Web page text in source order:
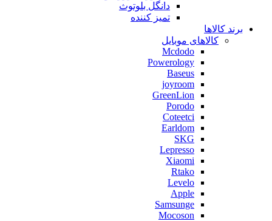
دانگل بلوتوث
تمیز کننده
برند کالاها
کالاهای موبایل
Mcdodo
Powerology
Baseus
joyroom
GreenLion
Porodo
Coteetci
Earldom
SKG
Lepresso
Xiaomi
Rtako
Levelo
Apple
Samsunge
Mocoson